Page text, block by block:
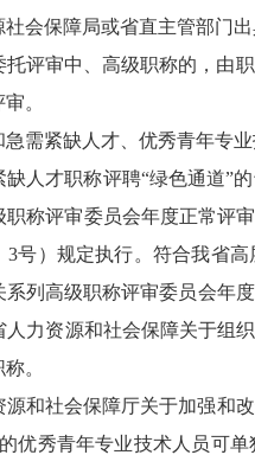
会保障局或省直主管部门
评审中、高级职称的，由
。
急需紧缺人才、优秀青年专
缺人才职称评聘“绿色通道”
职称评审委员会年度正常评
3号）规定执行。符合我省
列高级职称评审委员会年
力资源和社会保障关于组
。
和社会保障厅关于加强和
优秀青年专业技术人员可